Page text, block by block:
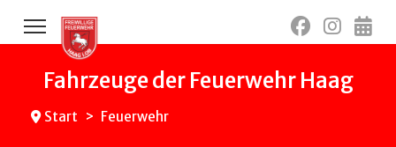
Fahrzeuge der Feuerwehr Haag
Start Feuerwehr